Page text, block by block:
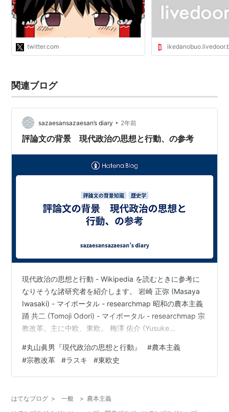
無いが国の礎だとか言って保護したが
る農本主義程馬鹿な事はない。"
twitter.com
関連ブログ
sazaesansazaesan’s diary • 2年前
評論文の背景 現代政治の思想と行動、の参考
現代政治の思想と行動 - Wikipedia を読むときに参考に
なりそうな諸研究者を紹介します。 岩崎 正弥 (Masaya
Iwasaki) - マイポータル - researchmap 昭和の農本主義
踊 共二 (Tomoji Odori) - マイポータル - researchmap 宗
教改革。主に中欧、東欧。 梅澤 佑介 (Yusuke
す。
#丸山眞男『現代政治の思想と行動』 #農本主義
#宗教改革 #ラスキ #東欧史
はてなブログ > 一般 > 農本主義